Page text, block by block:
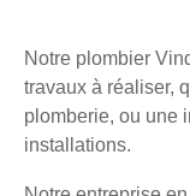
Notre plombier
travaux à réaliser,
plomberie, ou une
installations.